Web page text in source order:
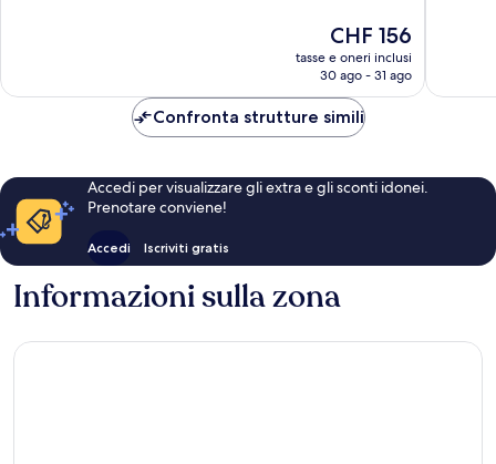
Il
prezzo
attuale
CHF 156
CHF 156
tasse e oneri inclusi
30 ago - 31 ago
Confronta strutture simili
Accedi per visualizzare gli extra e gli sconti idonei.
Prenotare conviene!
Accedi Iscriviti gratis
Informazioni sulla zona